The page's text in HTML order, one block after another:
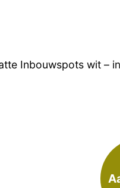
Inbouwspots wit –